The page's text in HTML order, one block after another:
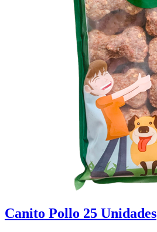
Canito Pollo 25 Unidades